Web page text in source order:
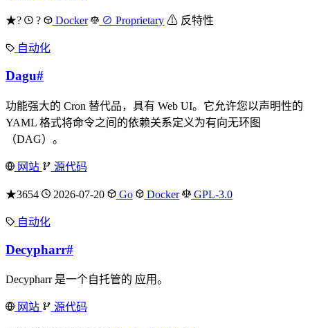
★? ? Docker ⊘ Proprietary ⚠ 反特性
自动化
Dagu#
功能强大的 Cron 替代品，具有 Web UI。它允许您以声明性的
YAML 格式将命令之间的依赖关系定义为有向无环图
（DAG）。
网站 源代码
★3654 2026-07-20 Go Docker GPL-3.0
自动化
Decypharr#
Decypharr 是一个自托管的 应用。
网站 源代码